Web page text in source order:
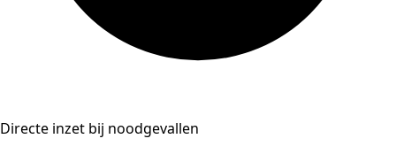
Directe inzet bij noodgevallen